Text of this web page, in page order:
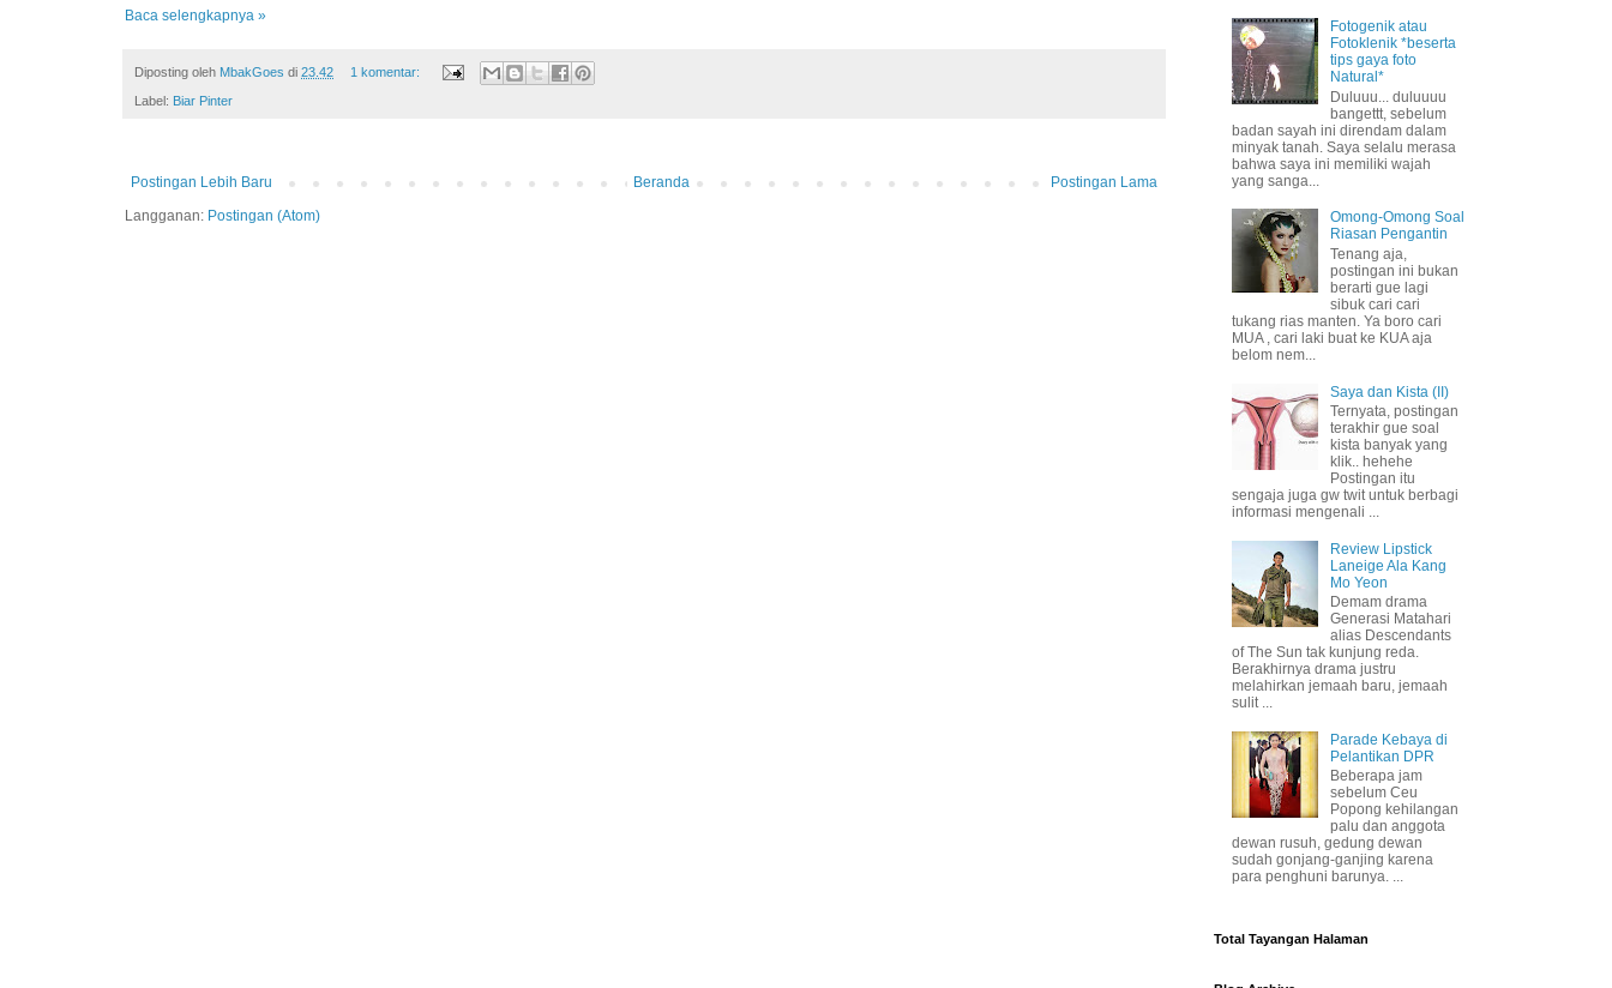
Baca selengkapnya »
Diposting oleh MbakGoes di 23.42 1 komentar:
Label: Biar Pinter
Postingan Lebih Baru Postingan Lama
Beranda
Langganan: Postingan (Atom)
Fotogenik atau
Fotoklenik *beserta
tips gaya foto
Natural*
Duluuu... duluuuu
bangettt, sebelum
badan sayah ini direndam dalam
minyak tanah. Saya selalu merasa
bahwa saya ini memiliki wajah
yang sanga...
Omong-Omong Soal
Riasan Pengantin
Tenang aja,
postingan ini bukan
berarti gue lagi
sibuk cari cari
tukang rias manten. Ya boro cari
MUA , cari laki buat ke KUA aja
belom nem...
Saya dan Kista (II)
Ternyata, postingan
terakhir gue soal
kista banyak yang
klik.. hehehe
Postingan itu
sengaja juga gw twit untuk berbagi
informasi mengenali ...
Review Lipstick
Laneige Ala Kang
Mo Yeon
Demam drama
Generasi Matahari
alias Descendants
of The Sun tak kunjung reda.
Berakhirnya drama justru
melahirkan jemaah baru, jemaah
sulit ...
Parade Kebaya di
Pelantikan DPR
Beberapa jam
sebelum Ceu
Popong kehilangan
palu dan anggota
dewan rusuh, gedung dewan
sudah gonjang-ganjing karena
para penghuni barunya. ...
Total Tayangan Halaman